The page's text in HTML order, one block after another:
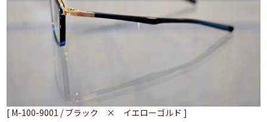
[ M-100-9001 / ブラック × イエローゴルド ]